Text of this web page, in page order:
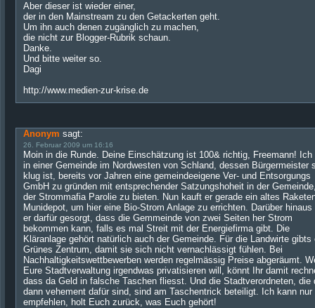
Aber dieser ist wieder einer,
der in den Mainstream zu den Getackerten geht.
Um ihn auch denen zugänglich zu machen,
die nicht zur Blogger-Rubrik schaun.
Danke.
Und bitte weiter so.
Dagi
http://www.medien-zur-krise.de
Anonym sagt:
26. Februar 2009 um 16:16
Moin in die Runde. Deine Einschätzung ist 100& richtig, Freemann! Ich
in einer Gemeinde im Nordwesten von Schland, dessen Bürgermeister
klug ist, bereits vor Jahren eine gemeindeeigene Ver- und Entsorgungs
GmbH zu gründen mit entsprechender Satzungshoheit in der
der Strommafia Parolie zu bieten. Nun kauft er gerade ein altes
Munidepot, um hier eine Bio-Strom Anlage zu errichten. Darüber hinaus
er darfür gesorgt, dass die Gemmeinde von zwei Seiten her Strom
bekommen kann, falls es mal Streit mit der Energiefirma gibt. Die
Kläranlage gehört natürlich auch der Gemeinde. Für die Landwirte gibts
Grünes Zentrum, damit sie sich nicht vernachlässigt fühlen. Bei
Nachhaltigkeitswettbewerben werden regelmässig Preise abgeräumt.
Eure Stadtverwaltung irgendwas privatisieren will, könnt Ihr damit
dass da Geld in falsche Taschen fliesst. Und die Stadtverordneten, die
dann vehement dafür sind, sind am Taschentrick beteiligt. Ich kann nur
empfehlen, holt Euch zurück, was Euch gehört!